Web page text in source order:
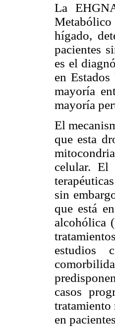
La
hígado,
pacientes
es el
en
mayoría
mayoría
El
que esta
celular. El
sin
que está
alcohólica
estudios
casos
tratamiento
en